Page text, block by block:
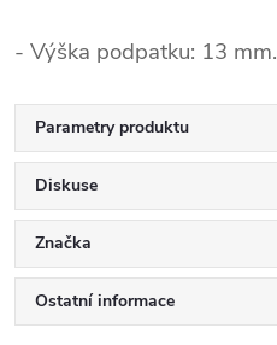
- Výška podpatku: 13 mm.
Parametry produktu
Diskuse
Značka
Ostatní informace